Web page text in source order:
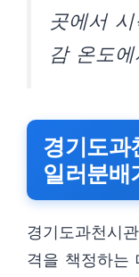
곳에서
감 온도
경기도과
일러분배
경기도과천시
격을 책정하는